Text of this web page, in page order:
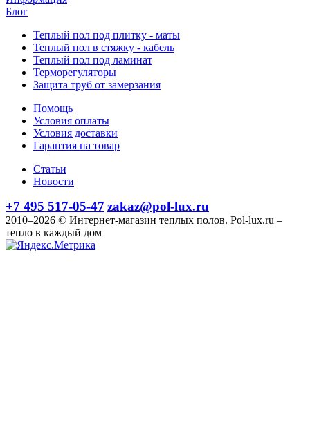
Блог
Теплый пол под плитку - маты
Теплый пол в стяжку - кабель
Теплый пол под ламинат
Терморегуляторы
Защита труб от замерзания
Помощь
Условия оплаты
Условия доставки
Гарантия на товар
Статьи
Новости
+7 495 517-05-47 zakaz@pol-lux.ru
2010–2026 © Интернет-магазин теплых полов. Pol-lux.ru –
тепло в каждый дом